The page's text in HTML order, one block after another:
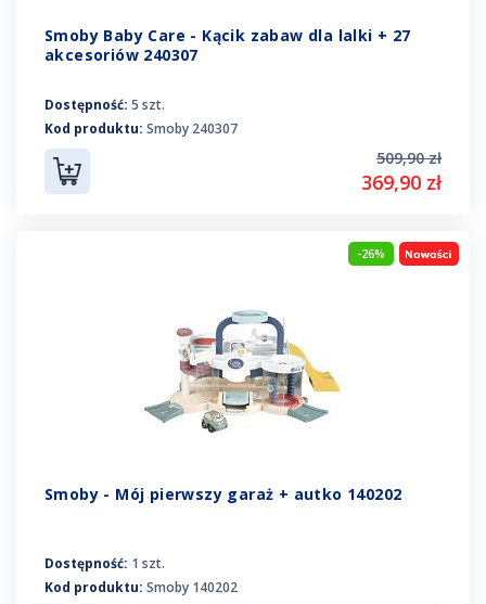
Smoby Baby Care - Kącik zabaw dla lalki + 27
akcesoriów 240307
Dostępność: 5 szt.
Kod produktu: Smoby 240307
509,90 zł
369,90 zł
-26%
Smoby - Mój pierwszy garaż + autko 140202
Dostępność: 1 szt.
Kod produktu: Smoby 140202